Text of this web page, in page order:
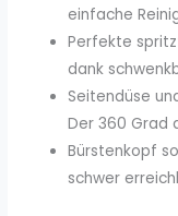
einfache
Perfekte
dank
Seitendüse
Der 360 Grad
Bürstenkopf
schwer